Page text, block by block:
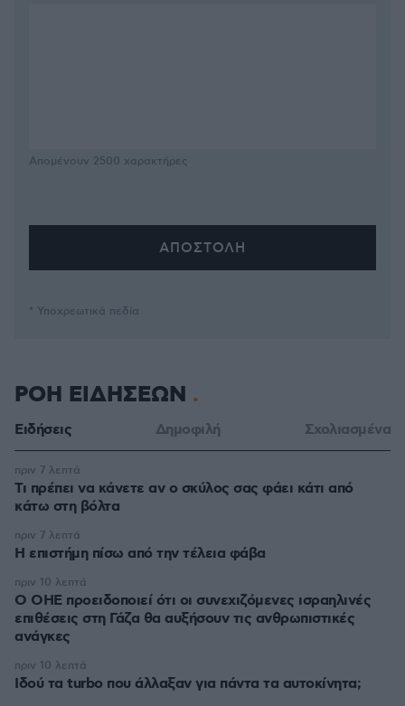
Απομένουν 2500 χαρακτήρες
* Υποχρεωτικά πεδία
ΡΟΗ ΕΙΔΗΣΕΩΝ
Ειδήσεις Δημοφιλή Σχολιασμένα
Τι πρέπει να κάνετε αν ο σκύλος σας φάει κάτι από
κάτω στη βόλτα
πριν 7 λεπτά
Η επιστήμη πίσω από την τέλεια φάβα
πριν 7 λεπτά
Ο ΟΗΕ προειδοποιεί ότι οι συνεχιζόμενες ισραηλινές
επιθέσεις στη Γάζα θα αυξήσουν τις ανθρωπιστικές
ανάγκες
πριν 10 λεπτά
Ιδού τα turbo που άλλαξαν για πάντα τα αυτοκίνητα;
πριν 10 λεπτά